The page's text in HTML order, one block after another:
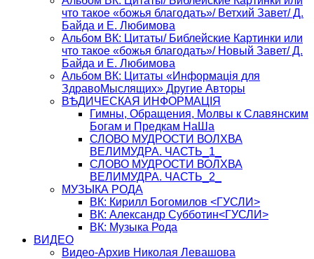
что такое «божья благодать»/ Ветхий Завет/ Д.
Байда и Е. Любимова
Альбом ВК: Цитаты/ Библейские Картинки или
что такое «божья благодать»/ Новый Завет/ Д.
Байда и Е. Любимова
Альбом ВК: Цитаты «Информацiя для
ЗдравоМыслящих» Другие Авторы
ВѢДИЧЕСКАЯ ИНФОРМАЦIЯ
Гимны, Обращения, Молвы к Славянским
Богам и Предкам НаШа
СЛОВО МУДРОСТИ ВОЛХВА
ВЕЛИМУДРА. ЧАСТЬ_1_
СЛОВО МУДРОСТИ ВОЛХВА
ВЕЛИМУДРА. ЧАСТЬ_2_
МУЗЫКА РОДА
ВК: Кирилл Богомилов <ГУСЛИ>
ВК: Александр Субботин<ГУСЛИ>
ВК: Музыка Рода
ВИДЕО
Видео-Архив Николая Левашова